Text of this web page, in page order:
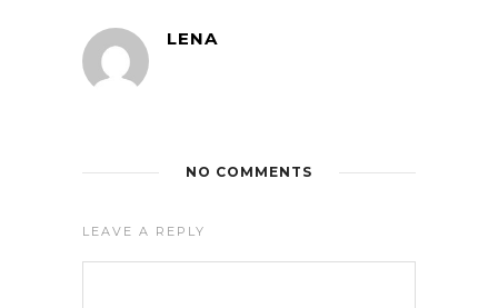
LENA
NO COMMENTS
LEAVE A REPLY